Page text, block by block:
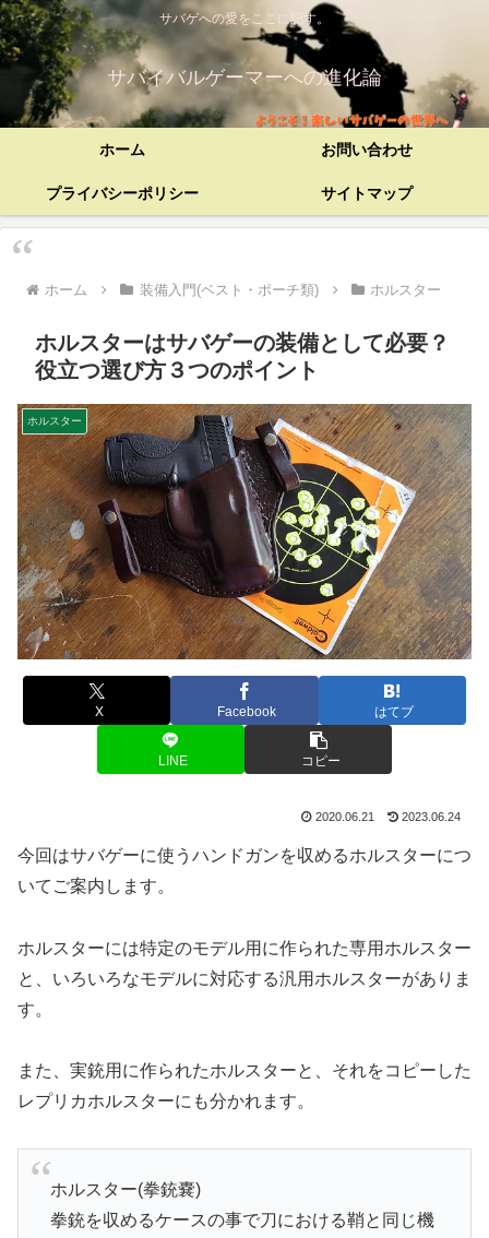
サバゲへの愛をここに記す。
サバイバルゲーマーへの進化論
ホーム お問い合わせ
プライバシーポリシー サイトマップ
ホーム 装備入門(ベスト・ポーチ類) ホルスター
ホルスターはサバゲーの装備として必要？
役立つ選び方３つのポイント
ホルスター
X Facebook はてブ
LINE コピー
2020.06.21 2023.06.24
今回はサバゲーに使うハンドガンを収めるホルスターにつ
いてご案内します。
ホルスターには特定のモデル用に作られた専用ホルスター
と、いろいろなモデルに対応する汎用ホルスターがありま
す。
また、実銃用に作られたホルスターと、それをコピーした
レプリカホルスターにも分かれます。
ホルスター(拳銃嚢)
拳銃を収めるケースの事で刀における鞘と同じ機